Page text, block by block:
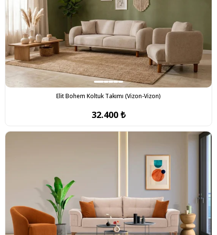
Elit Bohem Koltuk Takımı (Vizon-Vizon)
32.400 ₺